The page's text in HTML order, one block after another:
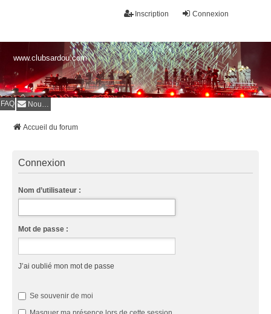
Connexion
Inscription
www.clubsardou.com
FAQ Nous contacter
Accueil du forum
Connexion
Nom d’utilisateur :
Mot de passe :
J’ai oublié mon mot de passe
Se souvenir de moi